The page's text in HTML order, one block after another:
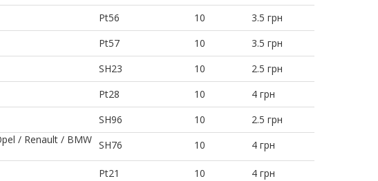
Pt56 10
3.5 грн
Pt57 10
3.5 грн
SH23 10
2.5 грн
Pt28 10
4 грн
SH96 10
2.5 грн
/ Renault / BMW SH76 10
4 грн
Pt21 10
4 грн